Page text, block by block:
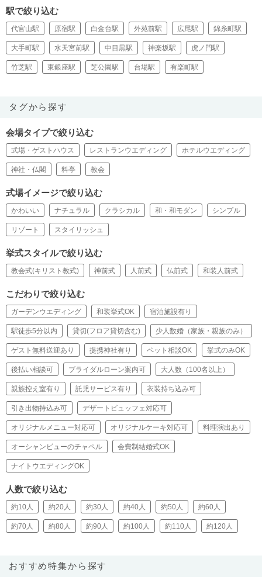
駅で絞り込む
代官山駅 原宿駅 白金台駅 外苑前駅 広尾駅 錦糸町駅
大手町駅 水天宮前駅 中目黒駅 神楽坂駅 虎ノ門駅
竹芝駅 東銀座駅 芝公園駅 台場駅 有楽町駅
タグから探す
会場タイプで絞り込む
式場・ゲストハウス レストランウエディング ホテルウエディング
神社・仏閣 料亭 教会
式場イメージで絞り込む
かわいい ナチュラル クラシカル 和・和モダン シンプル
リゾート スタイリッシュ
挙式スタイルで絞り込む
教会式(キリスト教式) 神前式 人前式 仏前式 和装人前式
こだわりで絞り込む
ガーデンウエディング 和装挙式OK 宿泊施設有り
駅徒歩5分以内 貸切(フロア貸切含む) 少人数婚（家族・親族のみ）
ゲスト無料送迎あり 提携神社有り ペット相談OK 挙式のみOK
後払い相談可 ブライダルローン案内可 大人数（100名以上）
親族控え室有り 託児サービス有り 衣装持ち込み可
引き出物持込み可 デザートビュッフェ対応可
オリジナルメニュー対応可 オリジナルケーキ対応可 料理演出あり
オーシャンビューのチャペル 会費制結婚式OK
ナイトウエディングOK
人数で絞り込む
約10人 約20人 約30人 約40人 約50人 約60人
約70人 約80人 約90人 約100人 約110人 約120人
おすすめ特集から探す